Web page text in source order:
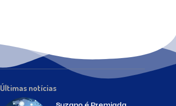
Últimas notícias